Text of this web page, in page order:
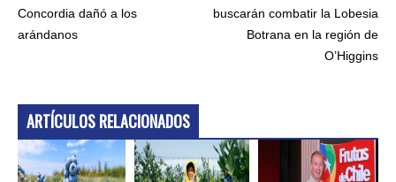
Concordia dañó a los
arándanos
buscarán combatir la Lobesia
Botrana en la región de
O’Higgins
ARTÍCULOS RELACIONADOS